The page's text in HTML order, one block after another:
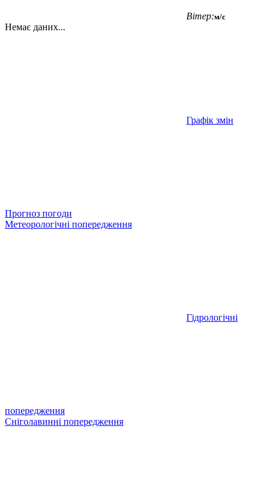
Вітер:м/с
Немає даних...
Графік змін
Прогноз погоди
Метеорологічні попередження
Гідрологічні
попередження
Сніголавинні попередження